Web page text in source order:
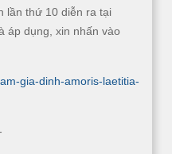
lần thứ 10 diễn ra tại
áp dụng, xin nhấn vào
gia-dinh-amoris-laetitia-